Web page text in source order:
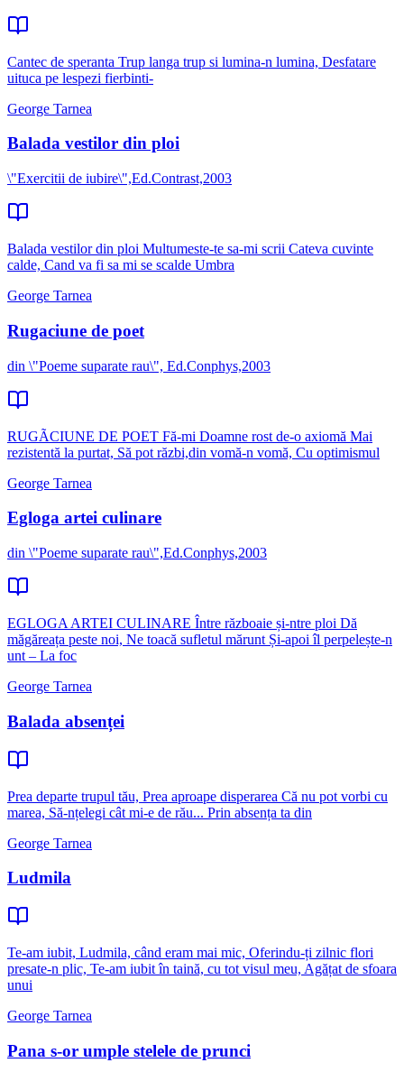
Cantec de speranta Trup langa trup si lumina-n lumina, Desfatare
uituca pe lespezi fierbinti-
George Tarnea
Balada vestilor din ploi
\"Exercitii de iubire\",Ed.Contrast,2003
Balada vestilor din ploi Multumeste-te sa-mi scrii Cateva cuvinte
calde, Cand va fi sa mi se scalde Umbra
George Tarnea
Rugaciune de poet
din \"Poeme suparate rau\", Ed.Conphys,2003
RUGÃCIUNE DE POET Fă-mi Doamne rost de-o axiomă Mai
rezistentă la purtat, Să pot răzbi,din vomă-n vomă, Cu optimismul
George Tarnea
Egloga artei culinare
din \"Poeme suparate rau\",Ed.Conphys,2003
EGLOGA ARTEI CULINARE Între războaie și-ntre ploi Dă
măgăreața peste noi, Ne toacă sufletul mărunt Și-apoi îl perpelește-n
unt – La foc
George Tarnea
Balada absenței
Prea departe trupul tău, Prea aproape disperarea Că nu pot vorbi cu
marea, Să-nțelegi cât mi-e de rău... Prin absența ta din
George Tarnea
Ludmila
Te-am iubit, Ludmila, când eram mai mic, Oferindu-ți zilnic flori
presate-n plic, Te-am iubit în taină, cu tot visul meu, Agățat de sfoara
unui
George Tarnea
Pana s-or umple stelele de prunci